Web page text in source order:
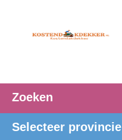
Zoeken
Selecteer provincie